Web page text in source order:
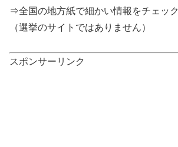
⇒全国の地方紙で細かい情報をチェック
（選挙のサイトではありません）
スポンサーリンク